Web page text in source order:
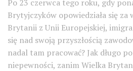
Po 23 czerwca tego roku, gdy
Brytyjczyków opowiedziała się za
Brytanii z Unii Europejskiej,
się nad swoją przyszłością
nadal tam pracować? Jak długo
niepewności, zanim Wielka